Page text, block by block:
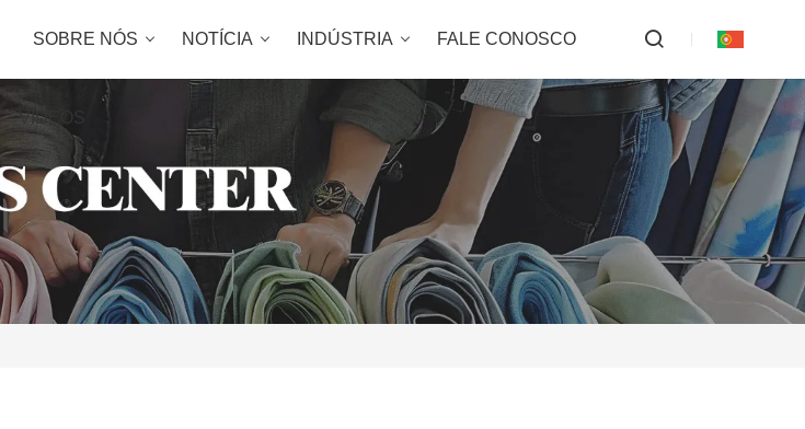
SOBRE NÓS NOTÍCIA INDÚSTRIA FALE CONOSCO
VÍDEOS